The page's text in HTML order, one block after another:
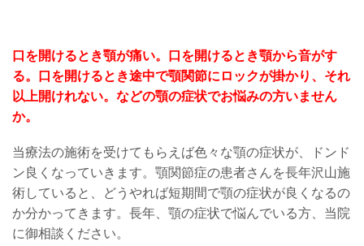
口を開けるとき顎が痛い。口を開けるとき顎から音がす
る。口を開けるとき途中で顎関節にロックが掛かり、それ
以上開けれない。などの顎の症状でお悩みの方いません
か。
当療法の施術を受けてもらえば色々な顎の症状が、ドンド
ン良くなっていきます。顎関節症の患者さんを長年沢山施
術していると、どうやれば短期間で顎の症状が良くなるの
か分かってきます。長年、顎の症状で悩んでいる方、当院
に御相談ください。